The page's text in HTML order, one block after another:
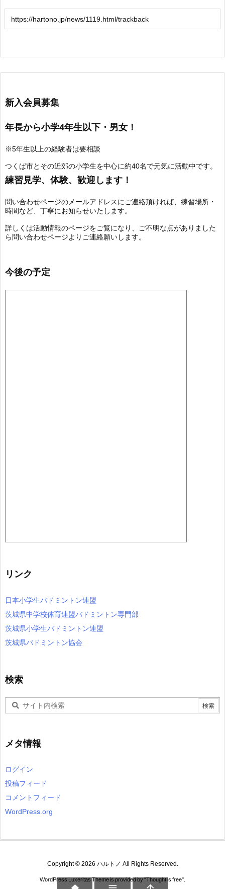
新入会員募集
年長から小学4年生以下・男女！
※5年生以上の経験者は要相談
つくば市とその近郊の小学生を中心に約40名で元気に活動中です。
練習見学、体験、歓迎します！
問い合わせページのメールアドレスにご連絡頂ければ、練習場所・
時間など、丁寧にお知らせいたします。
詳しくは活動情報のページをご覧になり、ご不明な点がありました
ら問い合わせページよりご連絡願いします。
今後の予定
リンク
日本小学生バドミントン連盟
茨城県中学校体育連盟バドミントン専門部
茨城県小学生バドミントン連盟
茨城県バドミントン協会
検索
メタ情報
ログイン
投稿フィード
コメントフィード
WordPress.org
Copyright © 2026 ハルトノ All Rights Reserved.
WordPress Luxeritas Theme is provided by "Thought is free".